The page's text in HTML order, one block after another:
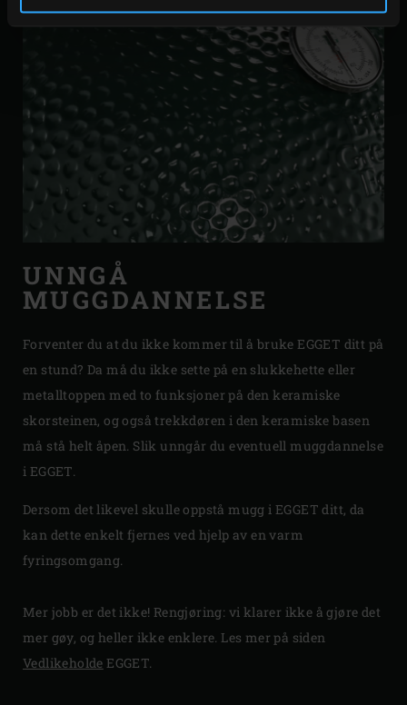
UNNGÅ
MUGGDANNELSE
Forventer du at du ikke kommer til å bruke EGGET ditt på
en stund? Da må du ikke sette på en slukkehette eller
metalltoppen med to funksjoner på den keramiske
skorsteinen, og også trekkdøren i den keramiske basen
må stå helt åpen. Slik unngår du eventuell muggdannelse
i EGGET.
Dersom det likevel skulle oppstå mugg i EGGET ditt, da
kan dette enkelt fjernes ved hjelp av en varm
fyringsomgang.
Mer jobb er det ikke! Rengjøring: vi klarer ikke å gjøre det
mer gøy, og heller ikke enklere. Les mer på siden
Vedlikeholde EGGET.